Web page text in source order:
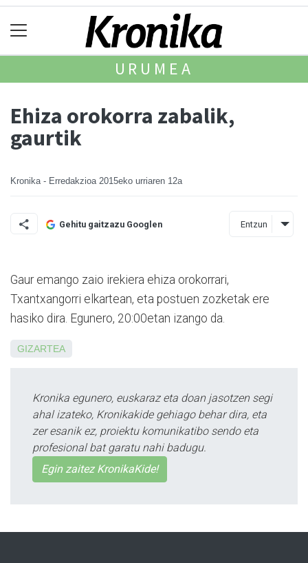
URUMEA
Ehiza orokorra zabalik,
gaurtik
Kronika - Erredakzioa 2015eko urriaren 12a
Gehitu gaitzazu Googlen Entzun
Gaur emango zaio irekiera ehiza orokorrari,
Txantxangorri elkartean, eta postuen zozketak ere
hasiko dira. Egunero, 20:00etan izango da.
GIZARTEA
Kronika egunero, euskaraz eta doan jasotzen segi
ahal izateko, Kronikakide gehiago behar dira, eta
zer esanik ez, proiektu komunikatibo sendo eta
profesional bat garatu nahi badugu.
Egin zaitez KronikaKide!